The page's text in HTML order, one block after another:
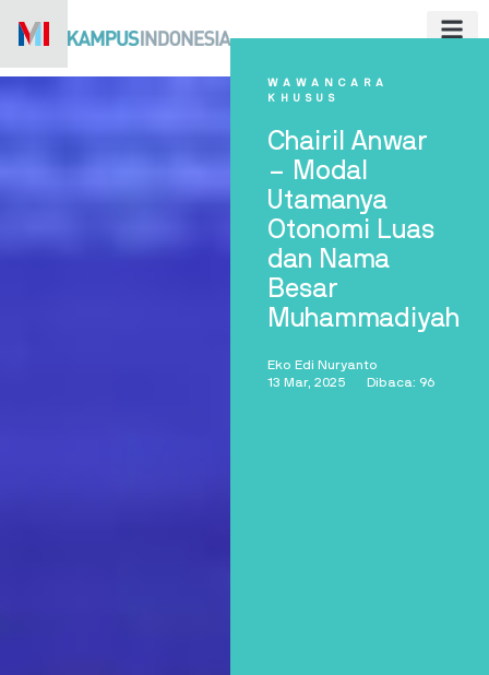
WAWANCARA
KHUSUS
Chairil Anwar
– Modal
Utamanya
Otonomi Luas
dan Nama
Besar
Muhammadiyah
Eko Edi Nuryanto
13 Mar, 2025
Dibaca: 96